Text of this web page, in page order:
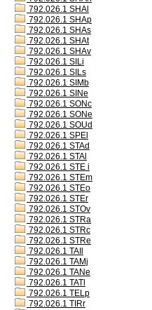
792.026.1 SHAl
792.026.1 SHAp
792.026.1 SHAs
792.026.1 SHAt
792.026.1 SHAv
792.026.1 SILi
792.026.1 SILs
792.026.1 SIMb
792.026.1 SINe
792.026.1 SONc
792.026.1 SONe
792.026.1 SOUd
792.026.1 SPEl
792.026.1 STAd
792.026.1 STAl
792.026.1 STE i
792.026.1 STEm
792.026.1 STEo
792.026.1 STEr
792.026.1 STOv
792.026.1 STRa
792.026.1 STRc
792.026.1 STRe
792.026.1 TAIl
792.026.1 TAMj
792.026.1 TANe
792.026.1 TATl
792.026.1 TELp
792.026.1 TIRr